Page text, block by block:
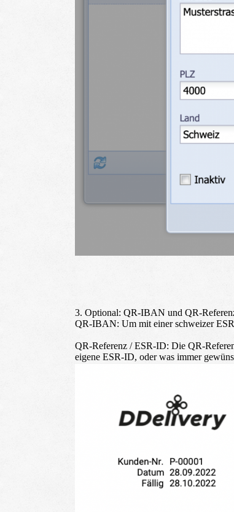
3. Optional: QR-IBAN und QR-
QR-IBAN: Um mit einer schweizer
QR-Referenz / ESR-ID: Die QR-
eigene ESR-ID, oder was immer